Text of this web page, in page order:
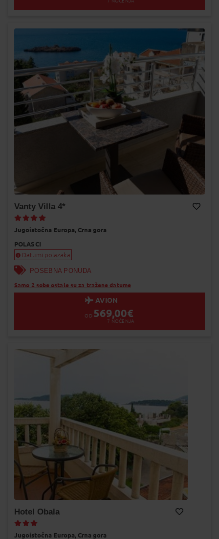
Vanty Villa 4*
Jugoistočna Europa, Crna gora
POLASCI
Datumi polazaka
POSEBNA PONUDA
Samo 2 sobe ostale su za tražene datume
AVION
OD 569,00€
7 NOĆENJA
Hotel Obala
Jugoistočna Europa, Crna gora